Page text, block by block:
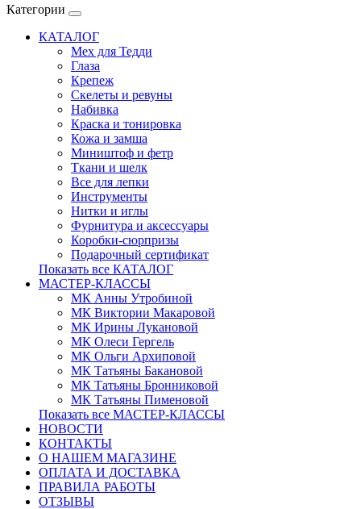
Категории
КАТАЛОГ
Мех для Тедди
Глаза
Крепеж
Скелеты и ревуны
Набивка
Краска и тонировка
Кожа и замша
Миништоф и фетр
Ткани и шелк
Все для лепки
Инструменты
Нитки и иглы
Фурнитура и аксессуары
Коробки-сюрпризы
Подарочный сертификат
Показать все КАТАЛОГ
МАСТЕР-КЛАССЫ
МК Анны Утробиной
МК Виктории Макаровой
МК Ирины Лукановой
МК Олеси Гергель
МК Ольги Архиповой
МК Татьяны Бакановой
МК Татьяны Бронниковой
МК Татьяны Пименовой
Показать все МАСТЕР-КЛАССЫ
НОВОСТИ
КОНТАКТЫ
О НАШЕМ МАГАЗИНЕ
ОПЛАТА И ДОСТАВКА
ПРАВИЛА РАБОТЫ
ОТЗЫВЫ